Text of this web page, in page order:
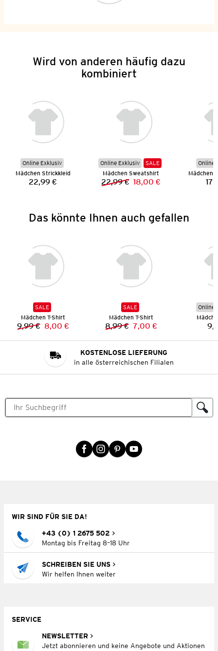
Wird von anderen häufig dazu
kombiniert
Online Exklusiv
Mädchen Strickkleid
Preis:
22,99 €
Online Exklusiv
SALE
Mädchen Sweatshirt
Vorheriger Preis:
22,99 € Neuer Preis:
18,00 €
Online
Mädchen
Das könnte Ihnen auch gefallen
SALE
Mädchen T-Shirt
Vorheriger Preis:
9,99 € Neuer Preis:
8,00 €
SALE
Mädchen T-Shirt
Vorheriger Preis:
8,99 € Neuer Preis:
7,00 €
Online
KOSTENLOSE LIEFERUNG
in alle österreichischen Filialen
WIR SIND FÜR SIE DA!
+43 (0) 1 2675 502
Montag bis Freitag 8–18 Uhr
SCHREIBEN SIE UNS
Wir helfen Ihnen weiter
SERVICE
NEWSLETTER
Jetzt abonnieren und keine Angebote und Aktionen